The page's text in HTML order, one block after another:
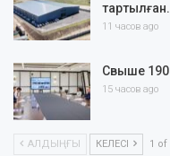
11 часов ago
Свыше
15 часов ago
АЛДЫҢҒЫ КЕЛЕСІ 1 of